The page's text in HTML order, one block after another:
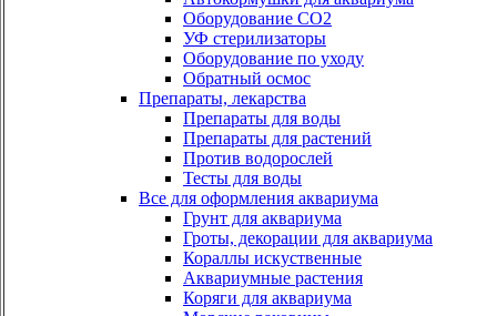
Оборудование СО2
УФ стерилизаторы
Оборудование по уходу
Обратный осмос
Препараты, лекарства
Препараты для воды
Препараты для растений
Против водорослей
Тесты для воды
Все для оформления аквариума
Грунт для аквариума
Гроты, декорации для аквариума
Кораллы искуственные
Аквариумные растения
Коряги для аквариума